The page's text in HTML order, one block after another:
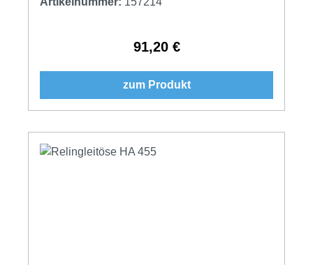
Regulärer Preis:
91,20 €
zum Produkt